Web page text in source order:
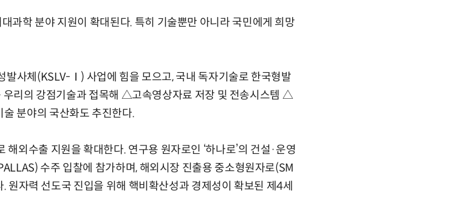
과학 분야 지원이 확대된다. 특히 기술뿐만 아니라 국민에게 희망
발사체(KSLV-Ⅰ) 사업에 힘을 모으고, 국내 독자기술로 한국형발
리의 강점기술과 접목해 △고속영상자료 저장 및 전송시스템 △
분야의 국산화도 추진한다.
외수출 지원을 확대한다. 연구용 원자로인 ‘하나로’의 건설·운영
수주 입찰에 참가하며, 해외시장 진출용 중소형원자로(SM
자력 선도국 진입을 위해 핵비확산성과 경제성이 확보된 제4세